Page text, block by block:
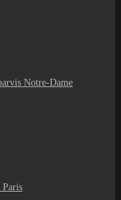
Notre-Dame
Paris